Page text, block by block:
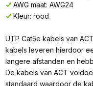
AWG maat: AWG24
Kleur: rood
UTP Cat5e kabels van
kabels leveren hierdoor
langere afstanden en
De kabels van ACT
standaard waardoor de